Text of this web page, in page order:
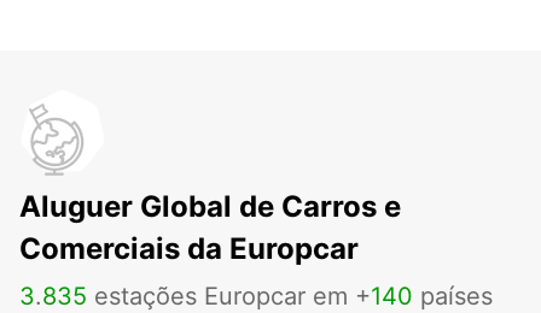
Aluguer Global de Carros e
Comerciais da Europcar
3.835 estações Europcar em +140 países